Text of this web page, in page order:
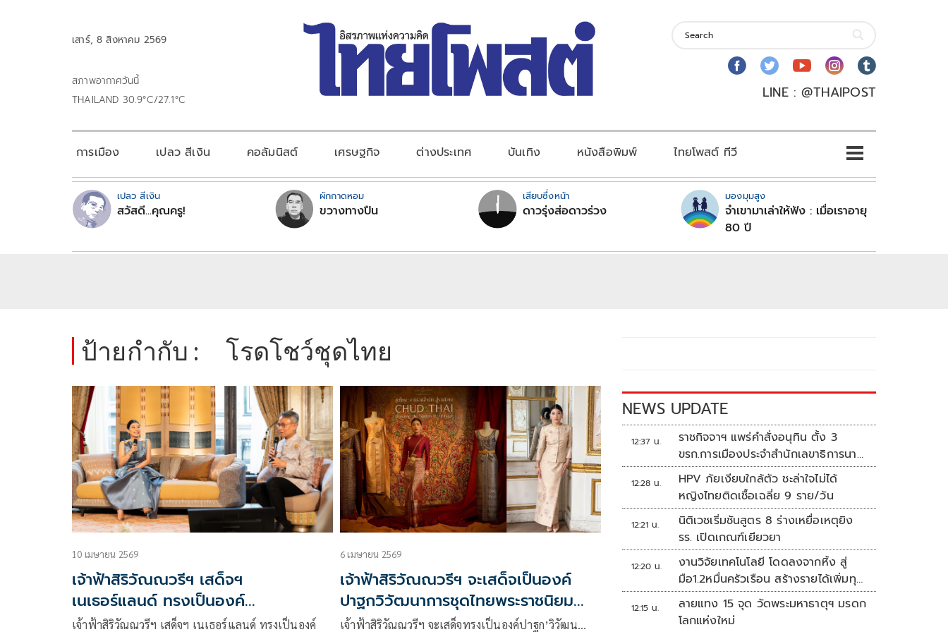
เสาร์, 8 สิงหาคม 2569
สภาพอากาศวันนี้
THAILAND 30.9°C/27.1°C
LINE : @THAIPOST
การเมือง เปลว สีเงิน คอลัมนิสต์ เศรษฐกิจ ต่างประเทศ บันเทิง หนังสือพิมพ์ ไทยโพสต์ ทีวี
เปลว สีเงิน
สวัสดี...คุณครู!
ผักกาดหอม
ขวางทางปืน
เสียบซึ่งหน้า
ดาวรุ่งส่อดาวร่วง
มองมุมสูง
จำเขามาเล่าให้ฟัง : เมื่อเราอายุ
80 ปี
ป้ายกำกับ : โรดโชว์ชุดไทย
10 เมษายน 2569
เจ้าฟ้าสิริวัณณวรีฯ เสด็จฯ
เนเธอร์แลนด์ ทรงเป็นองค์
ปาฐก'วิวัฒนาการชุดไทย'
เจ้าฟ้าสิริวัณณวรีฯ เสด็จฯ เนเธอร์แลนด์ ทรงเป็นองค์
6 เมษายน 2569
เจ้าฟ้าสิริวัณณวรีฯ จะเสด็จเป็นองค์
ปาฐกวิวัฒนาการชุดไทยพระราชนิยม
โรดโชว์กรุงเฮก
เจ้าฟ้าสิริวัณณวรีฯ จะเสด็จทรงเป็นองค์ปาฐก’วิวัฒน…
NEWS UPDATE
12:37 น.
ราชกิจจาฯ แพร่คำสั่งอนุทิน ตั้ง 3
ขรก.การเมืองประจำสำนักเลขาธิการนา
ยกฯ
12:28 น.
HPV ภัยเงียบใกล้ตัว ชะล่าใจไม่ได้
หญิงไทยติดเชื้อเฉลี่ย 9 ราย/วัน
12:21 น.
นิติเวชเริ่มชันสูตร 8 ร่างเหยื่อเหตุยิง
รร. เปิดเกณฑ์เยียวยา
12:20 น.
งานวิจัยเทคโนโลยี โดดลงจากหิ้ง สู่
มือ1.2หมื่นครัวเรือน สร้างรายได้เพิ่มทุก
เดือน
12:15 น.
ลายแทง 15 จุด วัดพระมหาธาตุฯ มรดก
โลกแห่งใหม่